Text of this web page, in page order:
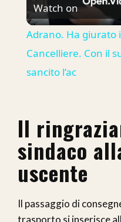
Watch on
Adrano. Ha giurato
Cancelliere. Con il
sancito l’ac
Il
sindaco
uscente
Il passaggio di
trasporto si inserisce